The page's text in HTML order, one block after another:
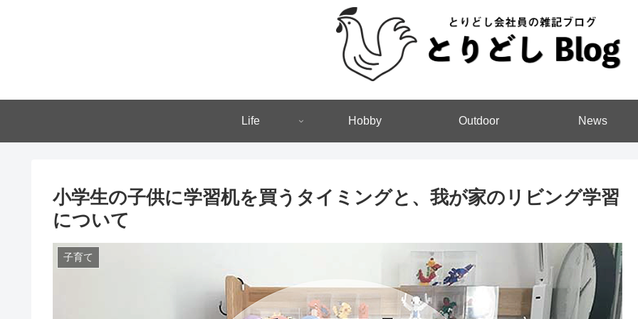
Life Hobby Outdoor News
小学生の子供に学習机を買うタイミングと、我が家のリビング学習
について
子育て